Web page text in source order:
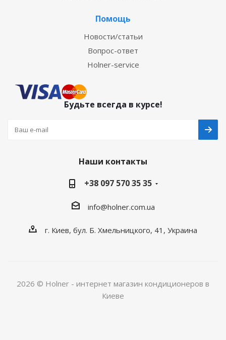
Помощь
Новости/статьи
Вопрос-ответ
Holner-service
Будьте всегда в курсе!
Наши контакты
+38 097 570 35 35
info@holner.com.ua
г. Киев, бул. Б. Хмельницкого, 41, Украина
2026 © Holner - интернет магазин кондиционеров в
Киеве